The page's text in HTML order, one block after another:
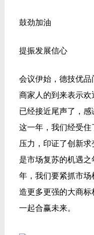
鼓劲加油
提振发展信心
会议伊始，德技优
商家人的到来表示欢
已经接近尾声了，感
这一年，我们经受
压力，印证了创新
是市场复苏的机遇
年，我们要紧抓市
造更多更强的大商
一起合赢未来。